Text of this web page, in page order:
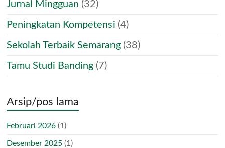
Jurnal Mingguan (32)
Peningkatan Kompetensi (4)
Sekolah Terbaik Semarang (38)
Tamu Studi Banding (7)
Arsip/pos lama
Februari 2026 (1)
Desember 2025 (1)